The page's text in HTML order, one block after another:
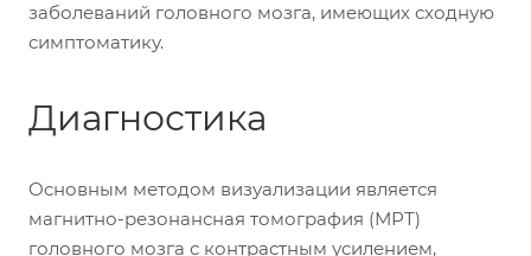
заболеваний головного мозга, имеющих сходную
симптоматику.
Диагностика
Основным методом визуализации является
магнитно-резонансная томография (МРТ)
головного мозга с контрастным усилением,